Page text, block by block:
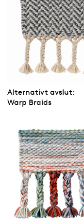
Alternativt avslut:
Warp Braids